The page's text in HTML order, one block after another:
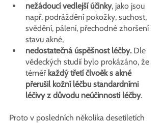
nežádoucí vedlejší účinky, jako jsou
např. podráždění pokožky, suchost,
svědění, pálení, přechodné zhoršení
stavu akné,
nedostatečná úspěšnost léčby. Dle
vědeckých studií bylo prokázáno, že
téměř každý třetí člvoěk s akné
přerušil kožní léčbu standardními
léčivy z důvodu neúčinnosti léčby.
Proto v posledních několika desetiletích